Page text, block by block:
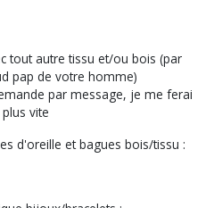
tout autre tissu et/ou bois (par
pap de votre homme)
par message, je me ferai
vite
d'oreille et bagues bois/tissu :